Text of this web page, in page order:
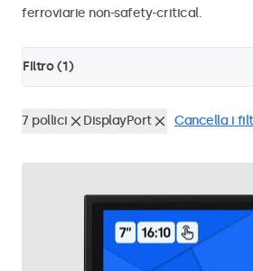
ferroviarie non-safety-critical.
Filtro (1)
7 pollici DisplayPort Cancella i